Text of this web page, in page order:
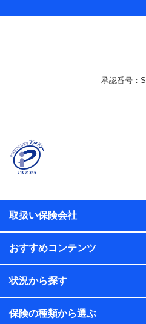
ご契約状態・ご利用履歴イ
関する情報、アプリケーシ
報、購入されたサービスや
に関する情報、アンケート
名、住所、生年月日、性別、
係、保険加入の目的、保険商
のお支払方法、車のメーカー
ル内容や送信履歴の情報及び
保険契約情報
当社または株式会社NTTド
プが取得し、又は保有する保
して、保険契約者及び被保険
日、性別、保険契約者と被
的、保険商品の内容、保険料
のメーカーや走行距離などの
取扱い保険会社
おすすめコンテンツ
状況から探す
保険の種類から選ぶ